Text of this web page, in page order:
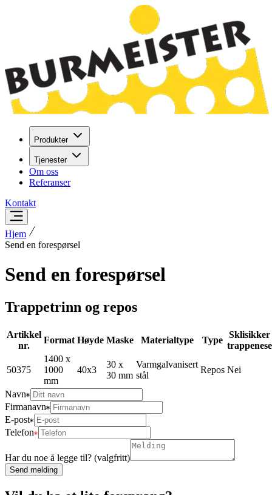
Produkter
Tjenester
Om oss
Referanser
Kontakt
Hjem
Send en forespørsel
Send en forespørsel
Trappetrinn og repos
Artikkel
nr.
Format Høyde Maske Materialtype Type
Sklisikker
trappenese
50375
1400 x
1000
mm
40x3
30 x
30 mm
Varmgalvanisert
stål
Repos Nei
Navn
Firmanavn
E-post
Telefon
Har du noe å legge til? (valgfritt)
Send melding